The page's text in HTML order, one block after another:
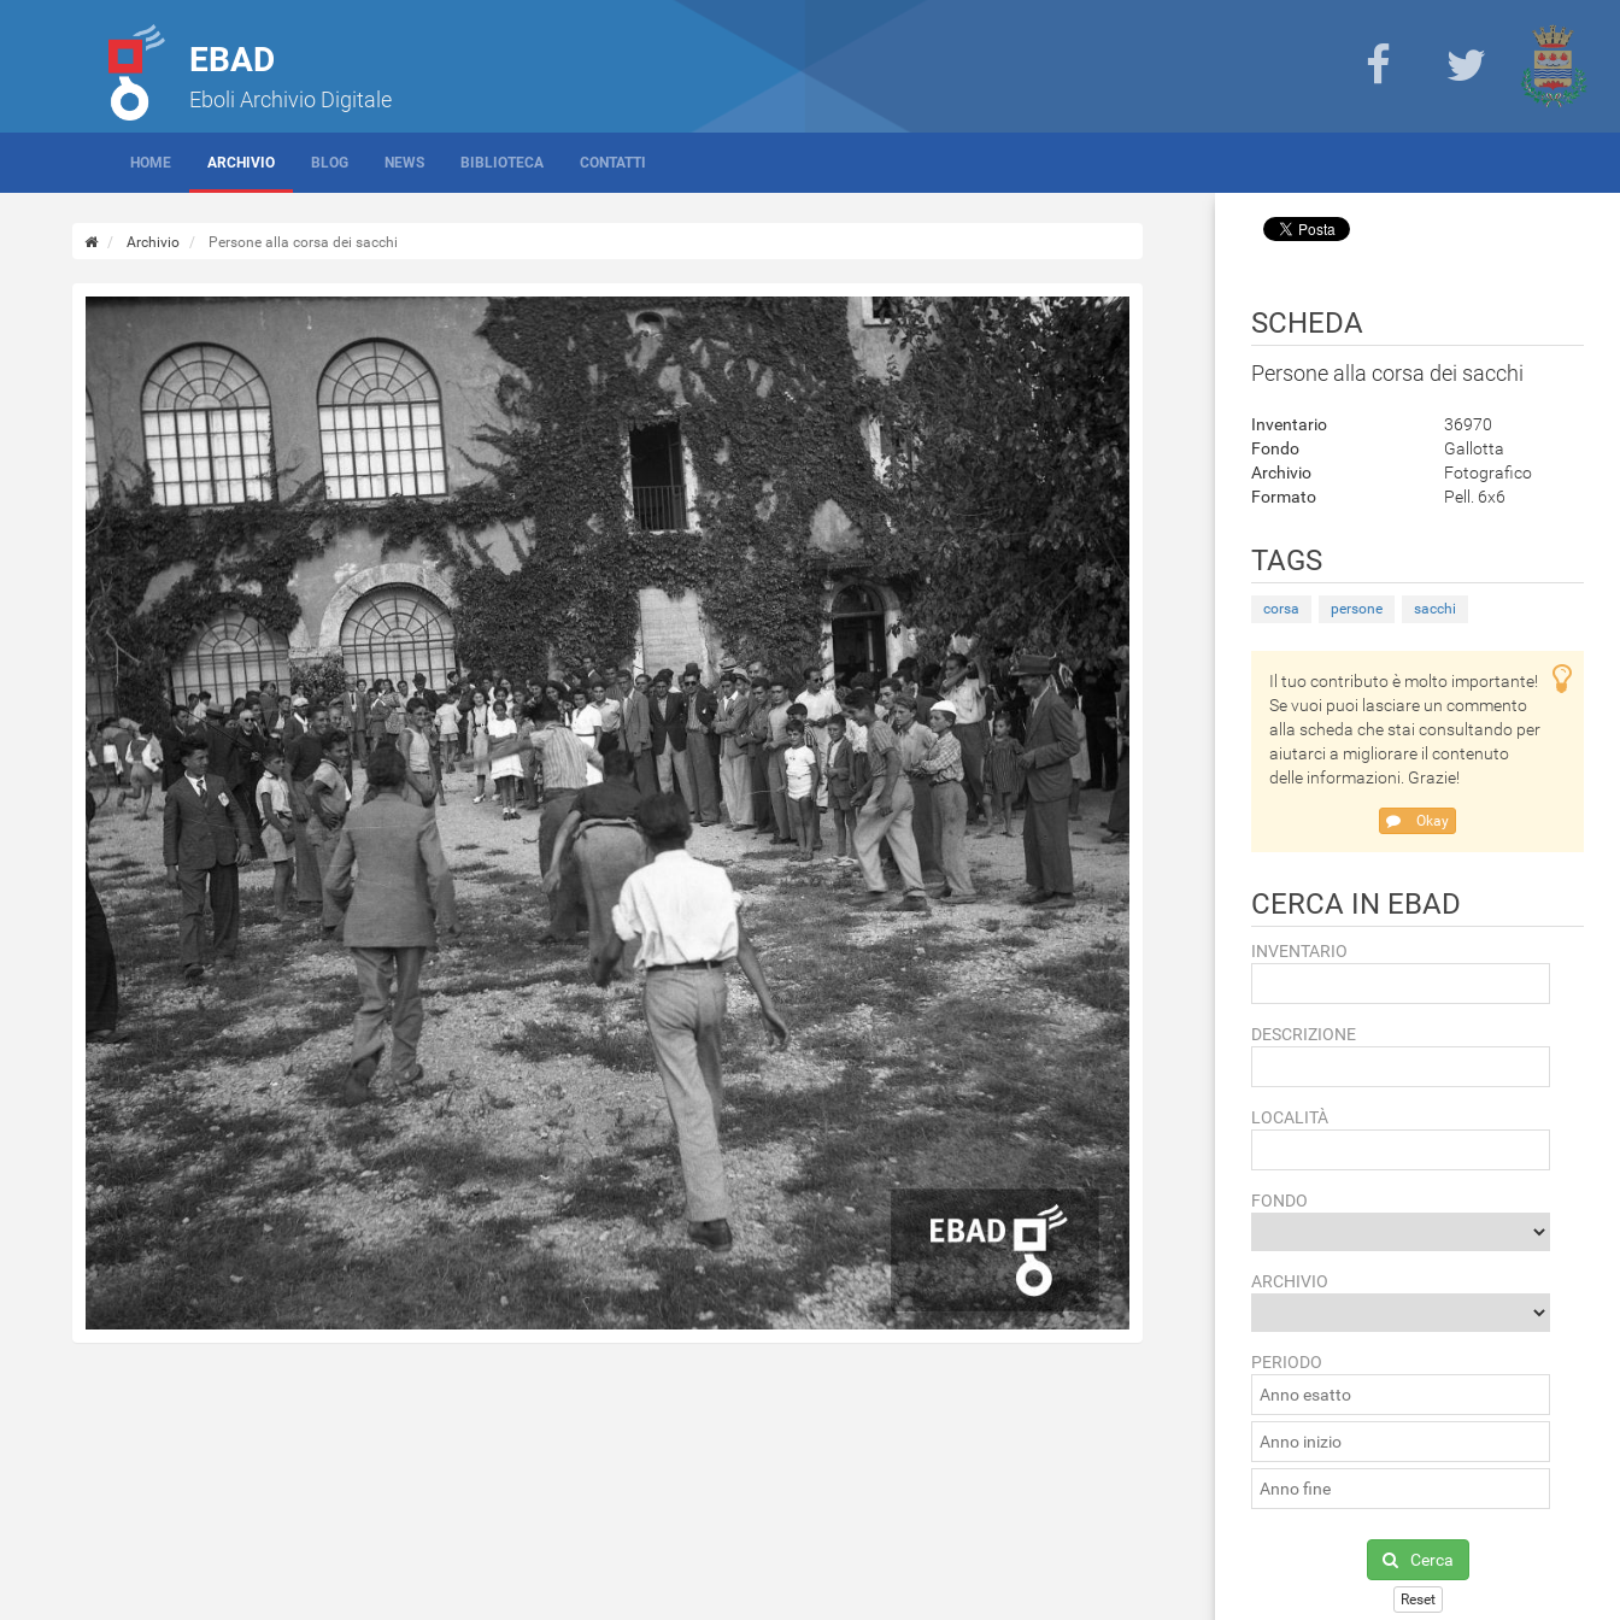
EBAD
Eboli Archivio Digitale
HOME ARCHIVIO BLOG NEWS BIBLIOTECA CONTATTI
Archivio Persone alla corsa dei sacchi
SCHEDA
Persone alla corsa dei sacchi
Inventario
36970
Fondo
Gallotta
Archivio
Fotografico
Formato
Pell. 6x6
TAGS
corsa persone sacchi
Il tuo contributo è molto importante!
Se vuoi puoi lasciare un commento
alla scheda che stai consultando per
aiutarci a migliorare il contenuto
delle informazioni. Grazie!
Okay
CERCA IN EBAD
INVENTARIO
DESCRIZIONE
LOCALITÀ
FONDO
ARCHIVIO
PERIODO
Cerca
Reset